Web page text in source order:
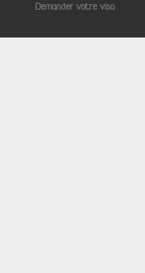
Demander votre visa